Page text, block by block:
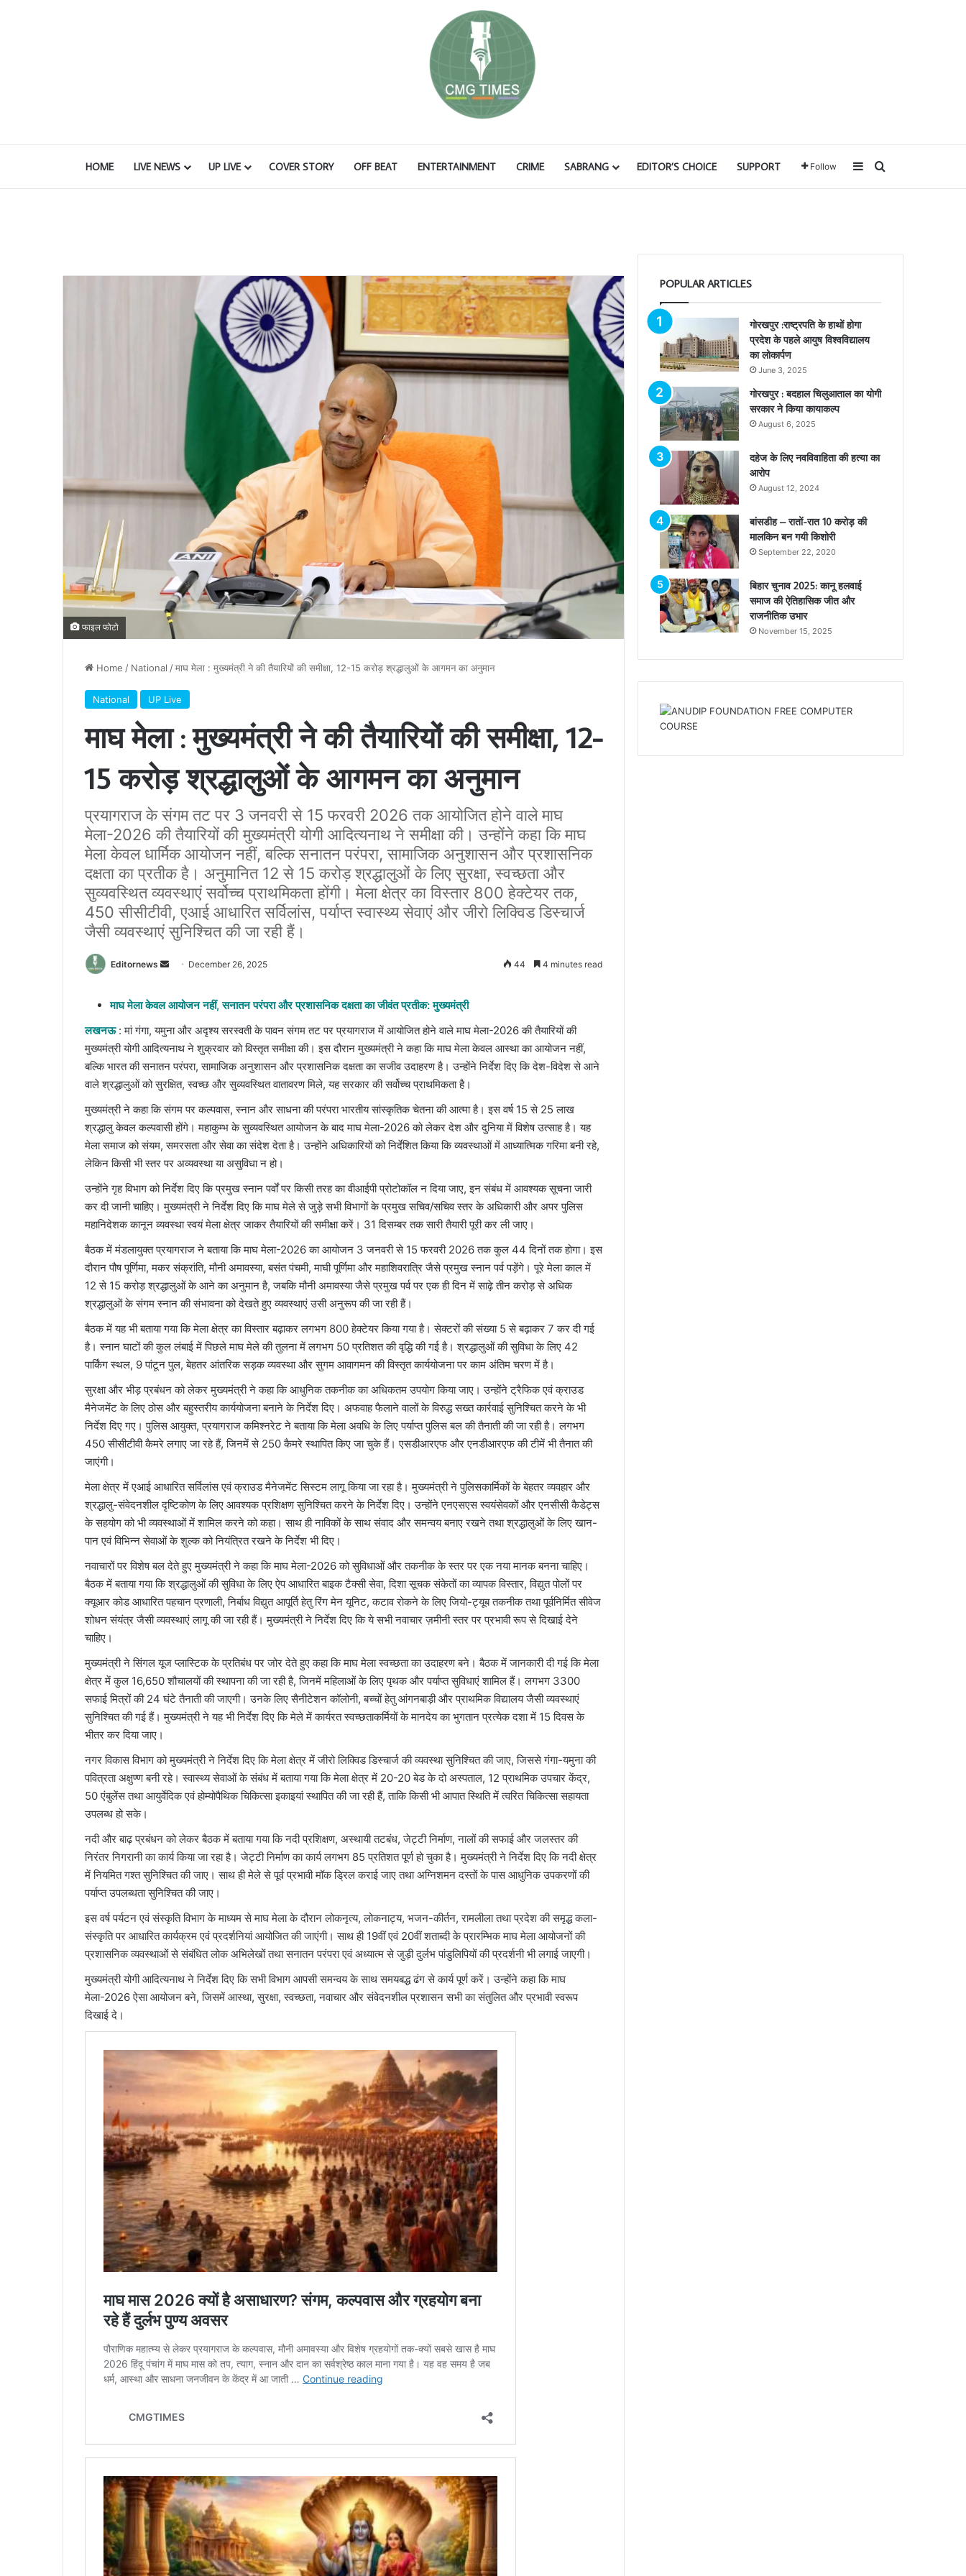
HOME LIVE NEWS UP LIVE COVER STORY OFF BEAT ENTERTAINMENT CRIME SABRANG EDITOR’S CHOICE SUPPORT Follow SidebarSearch for
फाइल फोटो
Home / National /माघ मेला : मुख्यमंत्री ने की तैयारियों की समीक्षा, 12-15 करोड़ श्रद्धालुओं के आगमन का अनुमान
National UP Live
माघ मेला : मुख्यमंत्री ने की तैयारियों की समीक्षा, 12-
15 करोड़ श्रद्धालुओं के आगमन का अनुमान
प्रयागराज के संगम तट पर 3 जनवरी से 15 फरवरी 2026 तक आयोजित होने वाले माघ
मेला-2026 की तैयारियों की मुख्यमंत्री योगी आदित्यनाथ ने समीक्षा की। उन्होंने कहा कि माघ
मेला केवल धार्मिक आयोजन नहीं, बल्कि सनातन परंपरा, सामाजिक अनुशासन और प्रशासनिक
दक्षता का प्रतीक है। अनुमानित 12 से 15 करोड़ श्रद्धालुओं के लिए सुरक्षा, स्वच्छता और
सुव्यवस्थित व्यवस्थाएं सर्वोच्च प्राथमिकता होंगी। मेला क्षेत्र का विस्तार 800 हेक्टेयर तक,
450 सीसीटीवी, एआई आधारित सर्विलांस, पर्याप्त स्वास्थ्य सेवाएं और जीरो लिक्विड डिस्चार्ज
जैसी व्यवस्थाएं सुनिश्चित की जा रही हैं।
Editornews
Send
email
December 26, 2025 44 4 minutes read
माघ मेला केवल आयोजन नहीं, सनातन परंपरा और प्रशासनिक दक्षता का जीवंत प्रतीक: मुख्यमंत्री
लखनऊ : मां गंगा, यमुना और अदृश्य सरस्वती के पावन संगम तट पर प्रयागराज में आयोजित होने वाले माघ मेला-2026 की तैयारियों की
मुख्यमंत्री योगी आदित्यनाथ ने शुक्रवार को विस्तृत समीक्षा की। इस दौरान मुख्यमंत्री ने कहा कि माघ मेला केवल आस्था का आयोजन नहीं,
बल्कि भारत की सनातन परंपरा, सामाजिक अनुशासन और प्रशासनिक दक्षता का सजीव उदाहरण है। उन्होंने निर्देश दिए कि देश-विदेश से आने
वाले श्रद्धालुओं को सुरक्षित, स्वच्छ और सुव्यवस्थित वातावरण मिले, यह सरकार की सर्वोच्च प्राथमिकता है।
मुख्यमंत्री ने कहा कि संगम पर कल्पवास, स्नान और साधना की परंपरा भारतीय सांस्कृतिक चेतना की आत्मा है। इस वर्ष 15 से 25 लाख
श्रद्धालु केवल कल्पवासी होंगे। महाकुम्भ के सुव्यवस्थित आयोजन के बाद माघ मेला-2026 को लेकर देश और दुनिया में विशेष उत्साह है। यह
मेला समाज को संयम, समरसता और सेवा का संदेश देता है। उन्होंने अधिकारियों को निर्देशित किया कि व्यवस्थाओं में आध्यात्मिक गरिमा बनी रहे,
लेकिन किसी भी स्तर पर अव्यवस्था या असुविधा न हो।
उन्होंने गृह विभाग को निर्देश दिए कि प्रमुख स्नान पर्वों पर किसी तरह का वीआईपी प्रोटोकॉल न दिया जाए, इन संबंध में आवश्यक सूचना जारी
कर दी जानी चाहिए। मुख्यमंत्री ने निर्देश दिए कि माघ मेले से जुड़े सभी विभागों के प्रमुख सचिव/सचिव स्तर के अधिकारी और अपर पुलिस
महानिदेशक कानून व्यवस्था स्वयं मेला क्षेत्र जाकर तैयारियों की समीक्षा करें। 31 दिसम्बर तक सारी तैयारी पूरी कर ली जाए।
बैठक में मंडलायुक्त प्रयागराज ने बताया कि माघ मेला-2026 का आयोजन 3 जनवरी से 15 फरवरी 2026 तक कुल 44 दिनों तक होगा। इस
दौरान पौष पूर्णिमा, मकर संक्रांति, मौनी अमावस्या, बसंत पंचमी, माघी पूर्णिमा और महाशिवरात्रि जैसे प्रमुख स्नान पर्व पड़ेंगे। पूरे मेला काल में
12 से 15 करोड़ श्रद्धालुओं के आने का अनुमान है, जबकि मौनी अमावस्या जैसे प्रमुख पर्व पर एक ही दिन में साढ़े तीन करोड़ से अधिक
श्रद्धालुओं के संगम स्नान की संभावना को देखते हुए व्यवस्थाएं उसी अनुरूप की जा रही हैं।
बैठक में यह भी बताया गया कि मेला क्षेत्र का विस्तार बढ़ाकर लगभग 800 हेक्टेयर किया गया है। सेक्टरों की संख्या 5 से बढ़ाकर 7 कर दी गई
है। स्नान घाटों की कुल लंबाई में पिछले माघ मेले की तुलना में लगभग 50 प्रतिशत की वृद्धि की गई है। श्रद्धालुओं की सुविधा के लिए 42
पार्किंग स्थल, 9 पांटून पुल, बेहतर आंतरिक सड़क व्यवस्था और सुगम आवागमन की विस्तृत कार्ययोजना पर काम अंतिम चरण में है।
सुरक्षा और भीड़ प्रबंधन को लेकर मुख्यमंत्री ने कहा कि आधुनिक तकनीक का अधिकतम उपयोग किया जाए। उन्होंने ट्रैफिक एवं क्राउड
मैनेजमेंट के लिए ठोस और बहुस्तरीय कार्ययोजना बनाने के निर्देश दिए। अफवाह फैलाने वालों के विरुद्ध सख्त कार्रवाई सुनिश्चित करने के भी
निर्देश दिए गए। पुलिस आयुक्त, प्रयागराज कमिश्नरेट ने बताया कि मेला अवधि के लिए पर्याप्त पुलिस बल की तैनाती की जा रही है। लगभग
450 सीसीटीवी कैमरे लगाए जा रहे हैं, जिनमें से 250 कैमरे स्थापित किए जा चुके हैं। एसडीआरएफ और एनडीआरएफ की टीमें भी तैनात की
जाएंगी।
मेला क्षेत्र में एआई आधारित सर्विलांस एवं क्राउड मैनेजमेंट सिस्टम लागू किया जा रहा है। मुख्यमंत्री ने पुलिसकार्मिकों के बेहतर व्यवहार और
श्रद्धालु-संवेदनशील दृष्टिकोण के लिए आवश्यक प्रशिक्षण सुनिश्चित करने के निर्देश दिए। उन्होंने एनएसएस स्वयंसेवकों और एनसीसी कैडेट्स
के सहयोग को भी व्यवस्थाओं में शामिल करने को कहा। साथ ही नाविकों के साथ संवाद और समन्वय बनाए रखने तथा श्रद्धालुओं के लिए खान-
पान एवं विभिन्न सेवाओं के शुल्क को नियंत्रित रखने के निर्देश भी दिए।
नवाचारों पर विशेष बल देते हुए मुख्यमंत्री ने कहा कि माघ मेला-2026 को सुविधाओं और तकनीक के स्तर पर एक नया मानक बनना चाहिए।
बैठक में बताया गया कि श्रद्धालुओं की सुविधा के लिए ऐप आधारित बाइक टैक्सी सेवा, दिशा सूचक संकेतों का व्यापक विस्तार, विद्युत पोलों पर
क्यूआर कोड आधारित पहचान प्रणाली, निर्बाध विद्युत आपूर्ति हेतु रिंग मेन यूनिट, कटाव रोकने के लिए जियो-ट्यूब तकनीक तथा पूर्वनिर्मित सीवेज
शोधन संयंत्र जैसी व्यवस्थाएं लागू की जा रही हैं। मुख्यमंत्री ने निर्देश दिए कि ये सभी नवाचार ज़मीनी स्तर पर प्रभावी रूप से दिखाई देने
चाहिए।
मुख्यमंत्री ने सिंगल यूज प्लास्टिक के प्रतिबंध पर जोर देते हुए कहा कि माघ मेला स्वच्छता का उदाहरण बने। बैठक में जानकारी दी गई कि मेला
क्षेत्र में कुल 16,650 शौचालयों की स्थापना की जा रही है, जिनमें महिलाओं के लिए पृथक और पर्याप्त सुविधाएं शामिल हैं। लगभग 3300
सफाई मित्रों की 24 घंटे तैनाती की जाएगी। उनके लिए सैनीटेशन कॉलोनी, बच्चों हेतु आंगनबाड़ी और प्राथमिक विद्यालय जैसी व्यवस्थाएं
सुनिश्चित की गई हैं। मुख्यमंत्री ने यह भी निर्देश दिए कि मेले में कार्यरत स्वच्छताकर्मियों के मानदेय का भुगतान प्रत्येक दशा में 15 दिवस के
भीतर कर दिया जाए।
नगर विकास विभाग को मुख्यमंत्री ने निर्देश दिए कि मेला क्षेत्र में जीरो लिक्विड डिस्चार्ज की व्यवस्था सुनिश्चित की जाए, जिससे गंगा-यमुना की
पवित्रता अक्षुण्ण बनी रहे। स्वास्थ्य सेवाओं के संबंध में बताया गया कि मेला क्षेत्र में 20-20 बेड के दो अस्पताल, 12 प्राथमिक उपचार केंद्र,
50 एंबुलेंस तथा आयुर्वेदिक एवं होम्योपैथिक चिकित्सा इकाइयां स्थापित की जा रही हैं, ताकि किसी भी आपात स्थिति में त्वरित चिकित्सा सहायता
उपलब्ध हो सके।
नदी और बाढ़ प्रबंधन को लेकर बैठक में बताया गया कि नदी प्रशिक्षण, अस्थायी तटबंध, जेट्टी निर्माण, नालों की सफाई और जलस्तर की
निरंतर निगरानी का कार्य किया जा रहा है। जेट्टी निर्माण का कार्य लगभग 85 प्रतिशत पूर्ण हो चुका है। मुख्यमंत्री ने निर्देश दिए कि नदी क्षेत्र
में नियमित गश्त सुनिश्चित की जाए। साथ ही मेले से पूर्व प्रभावी मॉक ड्रिल कराई जाए तथा अग्निशमन दस्तों के पास आधुनिक उपकरणों की
पर्याप्त उपलब्धता सुनिश्चित की जाए।
इस वर्ष पर्यटन एवं संस्कृति विभाग के माध्यम से माघ मेला के दौरान लोकनृत्य, लोकनाट्य, भजन-कीर्तन, रामलीला तथा प्रदेश की समृद्ध कला-
संस्कृति पर आधारित कार्यक्रम एवं प्रदर्शनियां आयोजित की जाएंगी। साथ ही 19वीं एवं 20वीं शताब्दी के प्रारम्भिक माघ मेला आयोजनों की
प्रशासनिक व्यवस्थाओं से संबंधित लोक अभिलेखों तथा सनातन परंपरा एवं अध्यात्म से जुड़ी दुर्लभ पांडुलिपियों की प्रदर्शनी भी लगाई जाएगी।
मुख्यमंत्री योगी आदित्यनाथ ने निर्देश दिए कि सभी विभाग आपसी समन्वय के साथ समयबद्ध ढंग से कार्य पूर्ण करें। उन्होंने कहा कि माघ
मेला-2026 ऐसा आयोजन बने, जिसमें आस्था, सुरक्षा, स्वच्छता, नवाचार और संवेदनशील प्रशासन सभी का संतुलित और प्रभावी स्वरूप
दिखाई दे।
POPULAR ARTICLES
गोरखपुर :राष्ट्रपति के हाथों होगा
प्रदेश के पहले आयुष विश्वविद्यालय
का लोकार्पण
June 3, 2025
गोरखपुर : बदहाल चिलुआताल का योगी
सरकार ने किया कायाकल्प
August 6, 2025
दहेज के लिए नवविवाहिता की हत्या का
आरोप
August 12, 2024
बांसडीह – रातों-रात 10 करोड़ की
मालकिन बन गयी किशोरी
September 22, 2020
बिहार चुनाव 2025: कानू हलवाई
समाज की ऐतिहासिक जीत और
राजनीतिक उभार
November 15, 2025